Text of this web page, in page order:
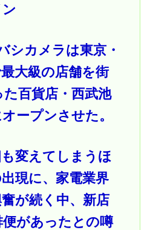
シカメラは東京・
大級の店舗を街
百貨店・西武池
ープンさせた。
変えてしまうほ
現に、家電業界
が続く中、新店
があったとの噂